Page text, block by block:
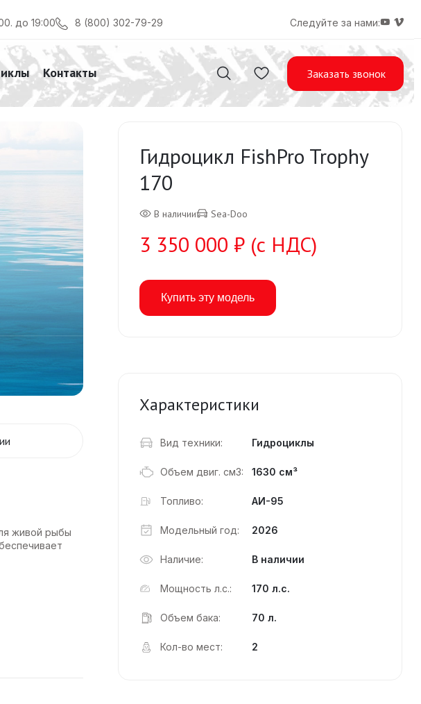
до 19:00 8 (800) 302-79-29 Следуйте за нами:
Контакты Заказать звонок
живой рыбы
Гидроцикл FishPro Trophy
170
В наличии Sea-Doo
3 350 000 ₽ (с НДС)
Купить эту модель
Характеристики
Вид техники: Гидроциклы
Объем двиг. см3: 1630 см³
Топливо: АИ-95
Модельный год: 2026
Наличие: В наличии
Мощность л.с.: 170 л.с.
Объем бака: 70 л.
Кол-во мест: 2